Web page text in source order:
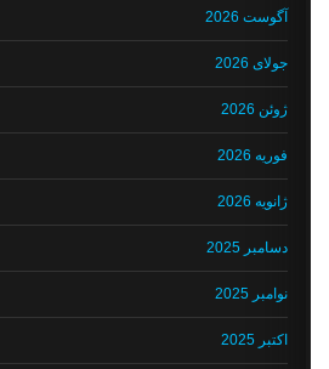
آگوست 2026
جولای 2026
ژوئن 2026
فوریه 2026
ژانویه 2026
دسامبر 2025
نوامبر 2025
اکتبر 2025